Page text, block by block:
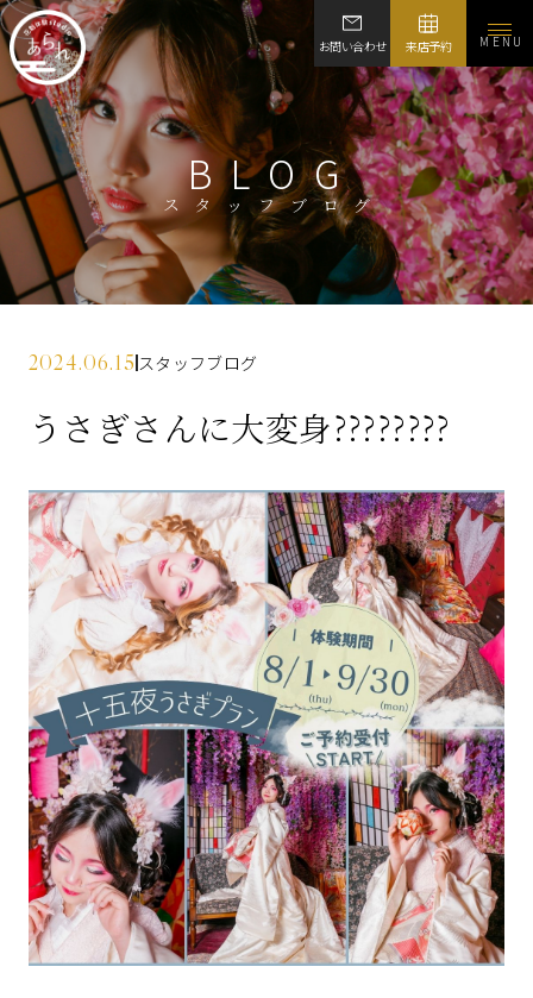
お問い合わせ 来店予約 MENU
BLOG
スタッフブログ
2024.06.15 スタッフブログ
うさぎさんに大変身????????